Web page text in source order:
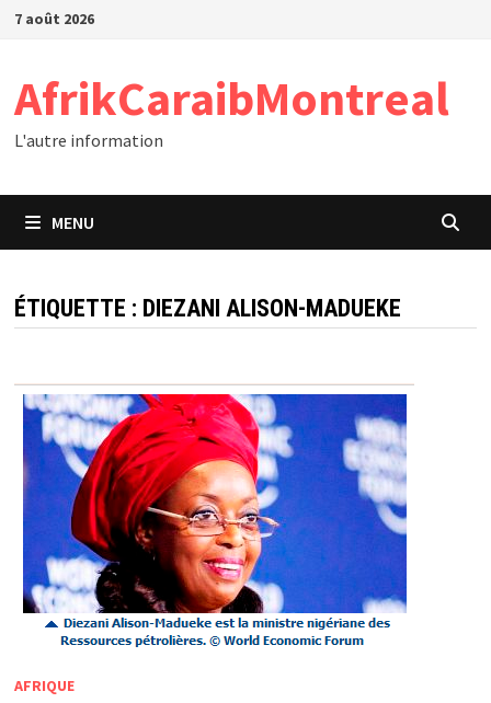
Passer
7 août 2026
AfrikCaraibMontreal
L'autre information
MENU
ÉTIQUETTE : DIEZANI ALISON-MADUEKE
AFRIQUE